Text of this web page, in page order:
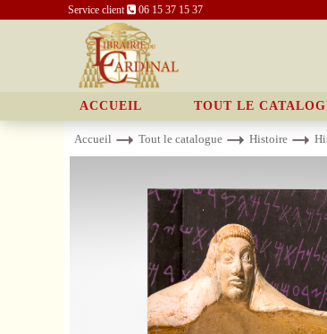
Service client 06 15 37 15 37
ACCUEIL TOUT LE
Accueil Tout le catalogue Histoire